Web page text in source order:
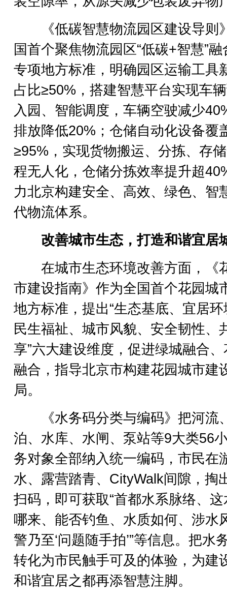
《低碳智慧物流园区建设导则
国首个聚焦物流园区“低碳+智慧”融
专项地方标准，明确园区运输工具
占比≥50%，搭建智慧平台实现车
入园、智能调度，车辆空驶减少
排放降低20%；仓储自动化设备覆
≥95%，实现货物搬运、分拣、存
程无人化，仓储分拣效率提升超
力北京构建安全、高效、绿色、智
代物流体系。
改善城市生态，打造和谐宜居
在城市生态环境改善方面，《
市建设指南》作为全国首个花园城
地方标准，提出“生态基底、宜居
民生福祉、城市风貌、安全韧性、
享”六大建设维度，促进绿城融合
融合，指导北京市构建花园城市建
局。
《水务码分类与编码》把河流
泊、水库、水闸、泵站等9大类56
务对象全部纳入统一编码，市民在
水、露营踏青、CityWalk间隙，掏
扫码，即可获取“首都水系脉络、
哪来、能否钓鱼、水质如何、涉水
警乃至‘问题随手拍’”等信息。把水
转化为市民触手可及的体验，为建
和谐宜居之都再添智慧注脚。